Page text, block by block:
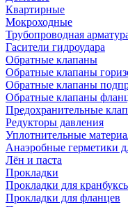
Квартирные
Мокроходные
Трубопроводная
Гасители гидроудара
Обратные клапаны
Обратные клапаны
Обратные клапаны
Обратные клапаны
Предохранительные
Редукторы давления
Уплотнительные
Анаэробные герметики
Лён и паста
Прокладки
Прокладки для
Прокладки для фланцев